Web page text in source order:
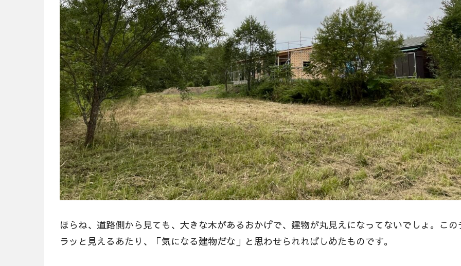
ほらね、道路側から見ても、大きな木があるおかげで、建物が丸見えになってないでしょ。この
ラッと見えるあたり、「気になる建物だな」と思わせられればしめたものです。